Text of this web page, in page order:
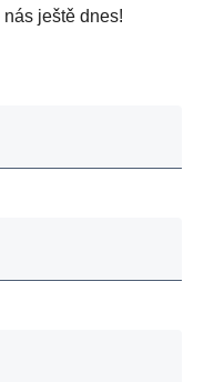
ještě dnes!